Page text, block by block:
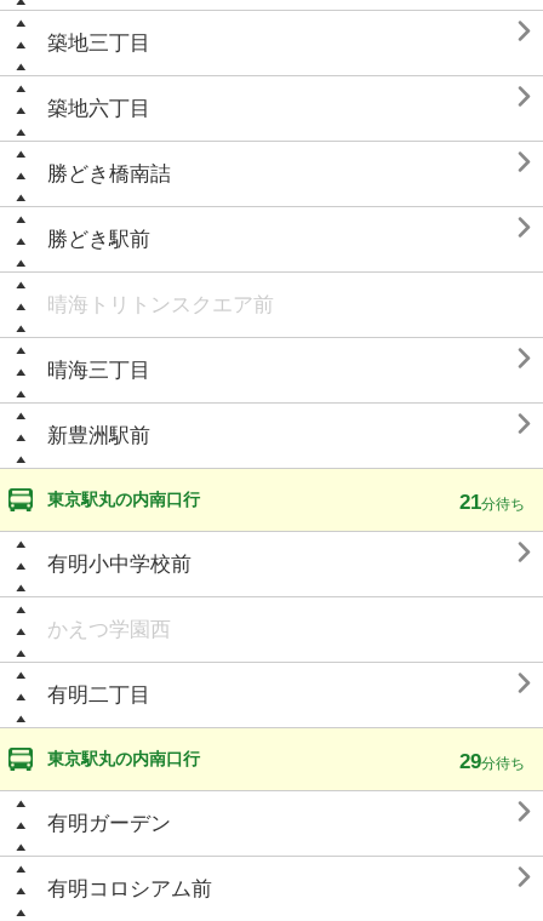
築地三丁目 
築地六丁目 
勝どき橋南詰 
勝どき駅前 
晴海トリトンスクエア前
晴海三丁目 
新豊洲駅前 
東京駅丸の内南口行 21分待ち
有明小中学校前 
かえつ学園西
有明二丁目 
東京駅丸の内南口行 29分待ち
有明ガーデン 
有明コロシアム前 